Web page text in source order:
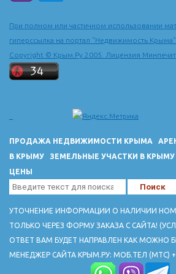
преображается: строятся небольшие
туристов ждут комфортные номера,
гостиниц Зеленогорья является
гостиницы Зеленогорья
При полном или частичном использовании
гиперссылка на портал "Недвижимость Крыма"
Copyright © Крым.Ру 2005. Лицензия
ПРОДАЖА НЕДВИЖИМОСТИ КРЫМА
В КРЫМУ
ЗЕМЕЛЬНЫЕ УЧАСТКИ В КРЫМУ
ЦЕНЫ
УТОЧНЕНИЕ ИНФОРМАЦИИ О НАЛИЧИИ
ТОЛЬКО ЧЕРЕЗ ФОРМУ ЗАКАЗА С САЙТА!
ОТВЕТ ВАМ БУДЕТ НАПРАВЛЕН КАК МОЖНО
МЕНЕДЖЕР САЙТА КРЫМ.РУ: МОБ.ТЕЛ (МТС)